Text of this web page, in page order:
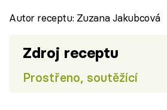
Autor receptu: Zuzana Jakubcová
Zdroj receptu
Prostřeno, soutěžící